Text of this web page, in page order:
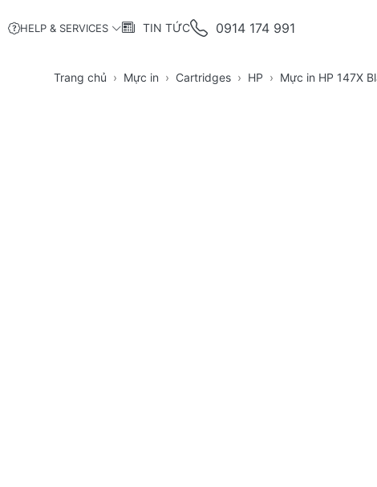
HELP & SERVICES TIN TỨC 0914 174 991
Trang chủ Mực in Cartridges HP Mực in HP 147X